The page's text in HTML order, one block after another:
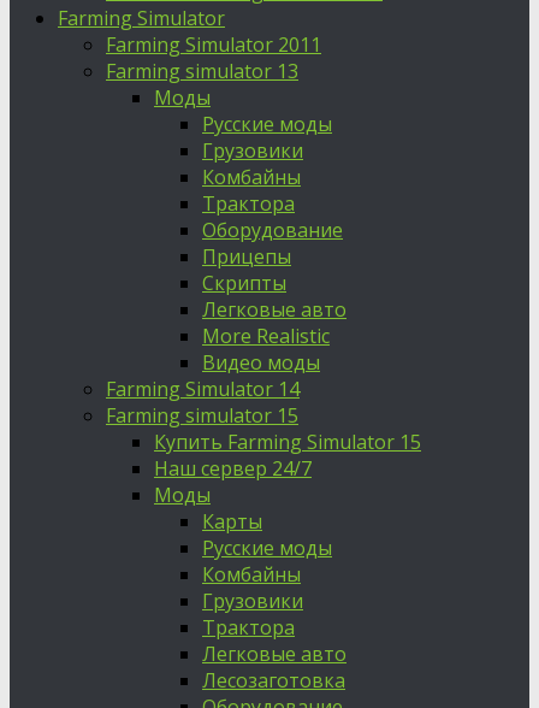
Farming Simulator
Farming Simulator 2011
Farming simulator 13
Моды
Русские моды
Грузовики
Комбайны
Трактора
Оборудование
Прицепы
Скрипты
Легковые авто
More Realistic
Видео моды
Farming Simulator 14
Farming simulator 15
Купить Farming Simulator 15
Наш сервер 24/7
Моды
Карты
Русские моды
Комбайны
Грузовики
Трактора
Легковые авто
Лесозаготовка